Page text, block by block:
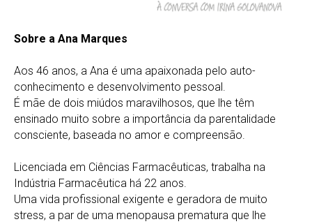
Sobre a Ana Marques
Aos 46 anos, a Ana é uma apaixonada pelo auto-
conhecimento e desenvolvimento pessoal.
É mãe de dois miúdos maravilhosos, que lhe têm
ensinado muito sobre a importância da parentalidade
consciente, baseada no amor e compreensão.
Licenciada em Ciências Farmacêuticas, trabalha na
Indústria Farmacêutica há 22 anos.
Uma vida profissional exigente e geradora de muito
stress, a par de uma menopausa prematura que lhe